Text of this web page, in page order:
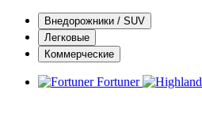
Внедорожники / SUV
Легковые
Коммерческие
Fortuner